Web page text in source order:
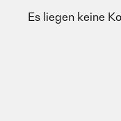
Es liegen keine